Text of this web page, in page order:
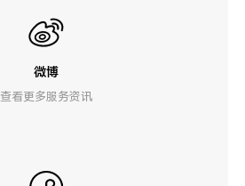
微博
查看更多服务资讯